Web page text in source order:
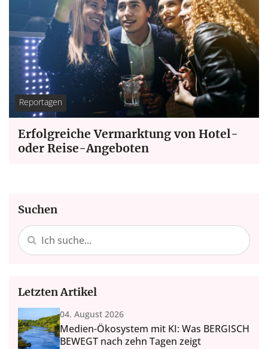
Reportagen
Erfolgreiche Vermarktung von Hotel-
oder Reise-Angeboten
Suchen
Letzten Artikel
04. August 2026
Medien-Ökosystem mit KI: Was BERGISCH
BEWEGT nach zehn Tagen zeigt